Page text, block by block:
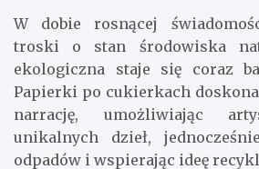
W dobie rosnącej
troski o stan środowiska
ekologiczna staje się coraz
Papierki po cukierkach
narrację, umożliwiając
unikalnych dzieł,
odpadów i wspierając ideę